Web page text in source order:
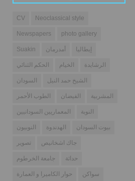
CV Neoclassical style
Newspapers photo gallery
Suakin أمدرمان إيطاليا
الحكم الثنائي الخيام الرشايدة
السودان الشيخ حمد النيل
الطوب الأحمر الفيضان المشربية
المعماريين السودانيين النوبة
النوبيون الهدندوة بيوت السودان
تصوير جاك اشخانيص
جامعة الخرطوم حداثة
حوار الكاميرا و العمارة سواكن